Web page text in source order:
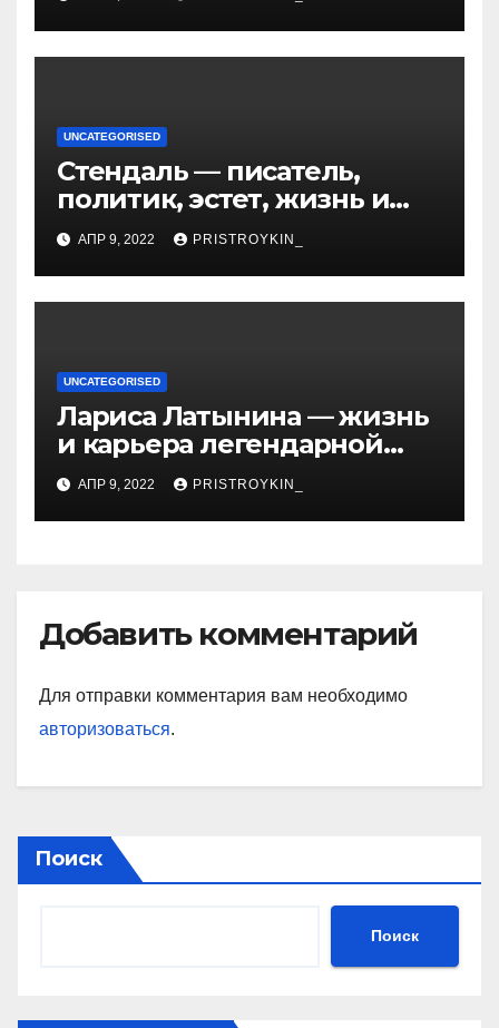
UNCATEGORISED
Стендаль — писатель,
политик, эстет, жизнь и
творчество одного из
величайших литературных
гении XIX века
АПР 9, 2022 PRISTROYKIN_
UNCATEGORISED
Лариса Латынина — жизнь
и карьера легендарной
советской гимнастки,
установившей мировые
рекорды и завоевавшей
АПР 9, 2022 PRISTROYKIN_
Добавить комментарий
Для отправки комментария вам необходимо
авторизоваться.
Поиск
Поиск